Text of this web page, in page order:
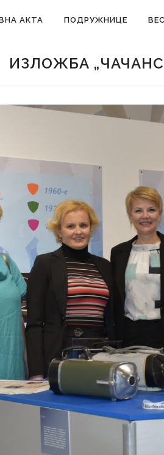
АКТА ПОДРУЖНИЦЕ
ИЗЛОЖБА